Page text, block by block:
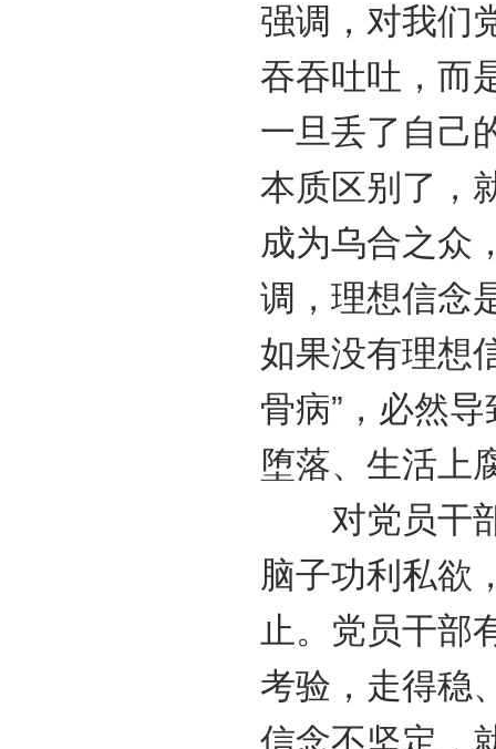
强调，对我们
吞吞吐吐，而
一旦丢了自己
本质区别了，
成为乌合之众
调，理想信念
如果没有理想
骨病”，必然
堕落、生活上
对党员干部
脑子功利私欲
止。党员干部
考验，走得稳